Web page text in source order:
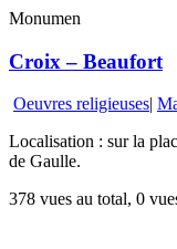
Monumen
Croix – Beaufort
Oeuvres religieuses|
Localisation : sur la
de Gaulle.
378 vues au total, 0